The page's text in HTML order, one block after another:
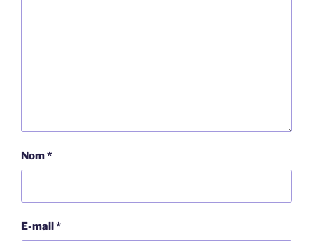
Nom*
E-mail*